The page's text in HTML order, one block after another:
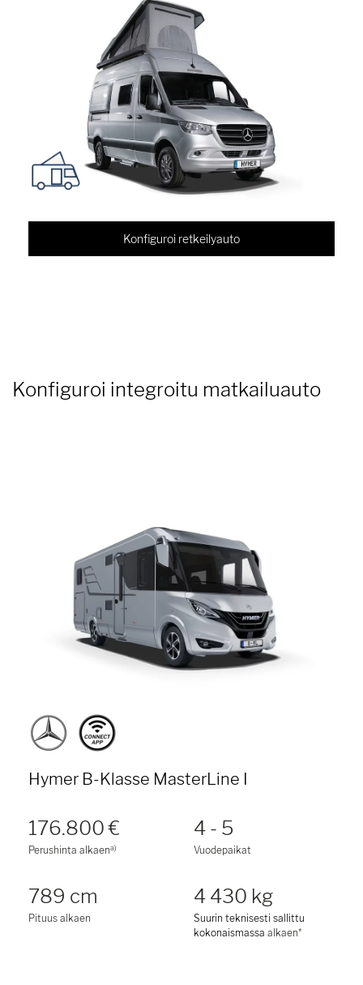
Konfiguroi retkeilyauto
Konfiguroi integroitu matkailuauto
Hymer B-Klasse MasterLine I
176.800 €
Perushinta alkaena)
4 - 5
Vuodepaikat
789 cm
Pituus alkaen
4 430 kg
Suurin teknisesti sallittu
kokonaismassa alkaen*